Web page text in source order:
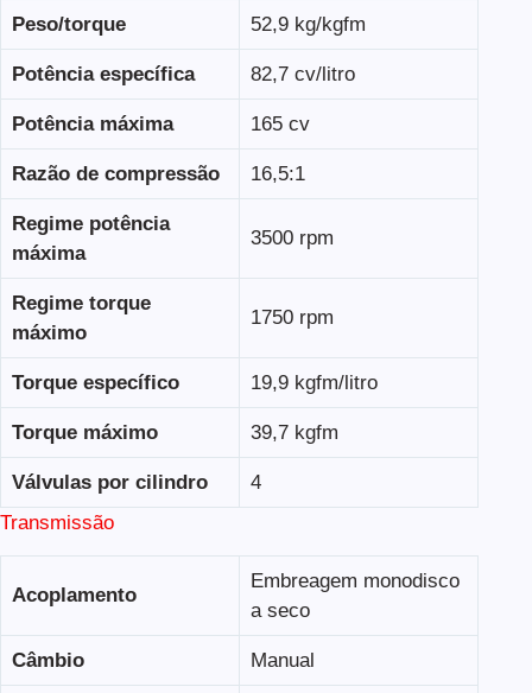
Peso/torque 52,9 kg/kgfm
Potência específica 82,7 cv/litro
Potência máxima 165 cv
Razão de compressão 16,5:1
Regime potência
máxima
3500 rpm
Regime torque
máximo
1750 rpm
Torque específico 19,9 kgfm/litro
Torque máximo 39,7 kgfm
Válvulas por cilindro
4
Transmissão
Acoplamento
Embreagem monodisco
a seco
Câmbio Manual